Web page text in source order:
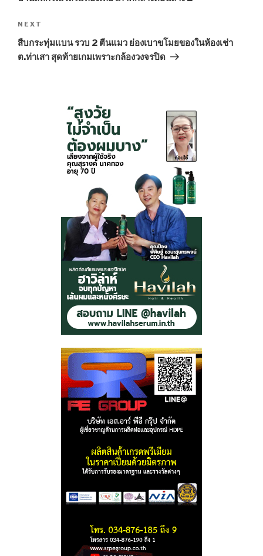
Next
Post
NEXT
สืบกระทุ่มแบน รวบ 2 ตีนแมว ย่องเบาขโมยของในห้องเช่า
ต.ท่าเสา สุดท้ายเกมเพราะกล้องวงจรปิด